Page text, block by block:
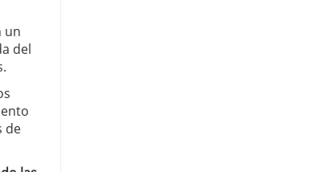
un
del
de